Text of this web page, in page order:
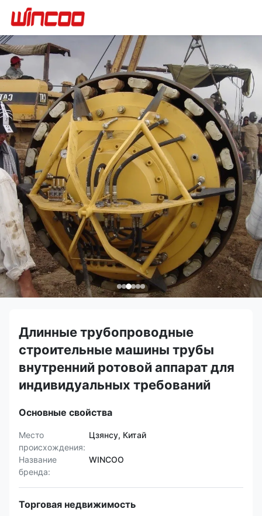
Длинные трубопроводные
строительные машины трубы
внутренний ротовой аппарат для
индивидуальных требований
Основные свойства
Место
происхождения:
Цзянсу, Китай
Название
бренда:
WINCOO
Торговая недвижимость